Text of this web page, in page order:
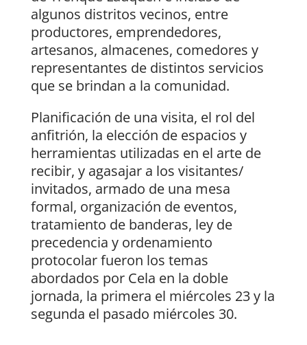
algunos distritos vecinos, entre
productores, emprendedores,
artesanos, almacenes, comedores y
representantes de distintos servicios
que se brindan a la comunidad.
Planificación de una visita, el rol del
anfitrión, la elección de espacios y
herramientas utilizadas en el arte de
recibir, y agasajar a los visitantes/
invitados, armado de una mesa
formal, organización de eventos,
tratamiento de banderas, ley de
precedencia y ordenamiento
protocolar fueron los temas
abordados por Cela en la doble
jornada, la primera el miércoles 23 y la
segunda el pasado miércoles 30.